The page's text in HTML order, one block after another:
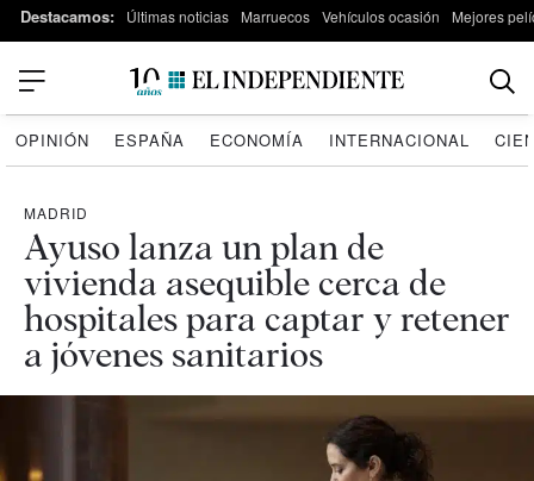
Destacamos: Últimas noticias Marruecos Vehículos ocasión Mejores
OPINIÓN ESPAÑA ECONOMÍA INTERNACIONAL
MADRID
Ayuso lanza un plan de
vivienda asequible cerca de
hospitales para captar y retener
a jóvenes sanitarios